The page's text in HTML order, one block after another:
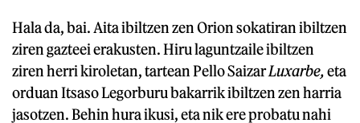
Hala da, bai. Aita ibiltzen zen Orion sokatiran ibiltzen
ziren gazteei erakusten. Hiru laguntzaile ibiltzen
ziren herri kiroletan, tartean Pello SaizarLuxarbe,eta
orduan Itsaso Legorburu bakarrik ibiltzen zen harria
jasotzen. Behin hura ikusi, eta nik ere probatu nahi